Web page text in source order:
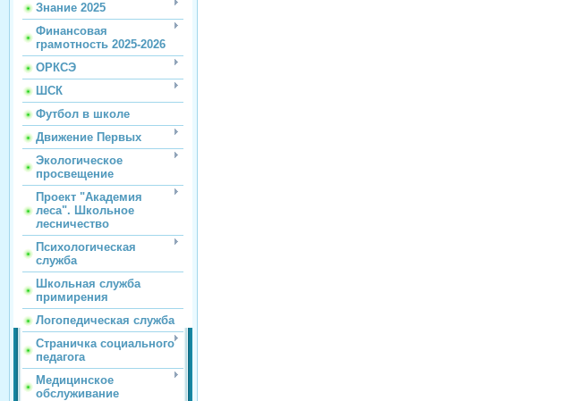
Знание 2025
Финансовая
грамотность 2025-2026
ОРКСЭ
ШСК
Футбол в школе
Движение Первых
Экологическое
просвещение
Проект "Академия
леса". Школьное
лесничество
Психологическая
служба
Школьная служба
примирения
Логопедическая служба
Страничка социального
педагога
Медицинское
обслуживание